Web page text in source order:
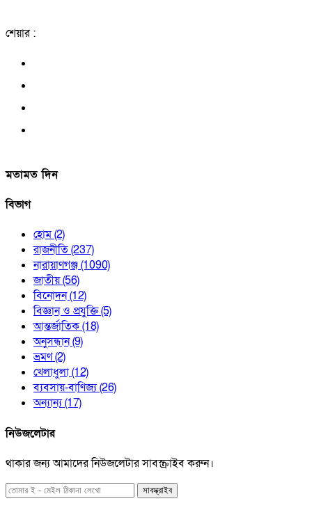
শেয়ার :
মতামত দিন
বিভাগ
হোম(2)
রাজনীতি(237)
নারায়াণগঞ্জ(1090)
জাতীয়(56)
বিনোদন(12)
বিজ্ঞান ও প্রযুক্তি(5)
আন্তর্জাতিক(18)
অনুসন্ধান(9)
ভ্রমণ(2)
খেলাধুলা(12)
ব্যবসায়-বাণিজ্য(26)
অন্যান্য(17)
নিউজলেটার
থাকার জন্য আমাদের নিউজলেটার সাবস্ক্রাইব করুন।
সাবস্ক্রাইব